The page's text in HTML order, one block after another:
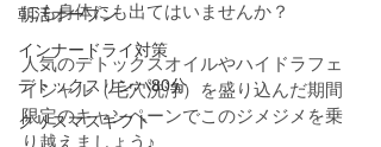
朝活オープン
インナードライ対策
デトックスリンパ80分
クリスマスギフト
にも身体にも出てはいませんか？
人気のデトックスオイルやハイドラフェ
イシャル（毛穴洗浄）を盛り込んだ期間
限定のキャンペーンでこのジメジメを乗
り越えましょう♪